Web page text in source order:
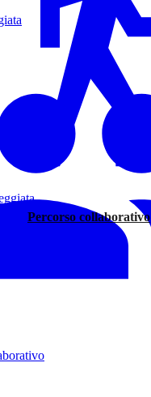
Percorso collaborativo